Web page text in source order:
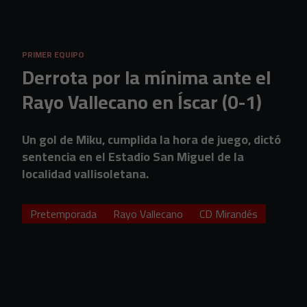
PRIMER EQUIPO
Derrota por la mínima ante el
Rayo Vallecano en Íscar (0-1)
Un gol de Miku, cumplida la hora de juego, dictó
sentencia en el Estadio San Miguel de la
localidad vallisoletana.
Pretemporada Rayo Vallecano CD Mirandés